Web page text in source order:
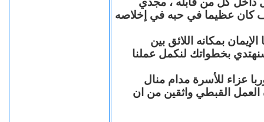
عظيما في حبه في إخلاصه
بمكانه اللائق بين
بخطواتك لنكمل عملنا
عزاء للأسرة مدام منال
العمل القبطي واثقين من ان